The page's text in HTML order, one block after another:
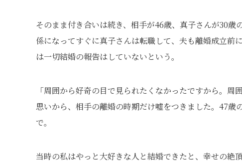
そのまま付き合いは続き、相手が46歳、真子さんが30
係になってすぐに真子さんは転職して、夫も離婚成立前
は一切結婚の報告はしていないという。
「周囲から好奇の目で見られたくなかったですから。
思いから、相手の離婚の時期だけ嘘をつきました。47
で。
当時の私はやっと大好きな人と結婚できたと、幸せの絶